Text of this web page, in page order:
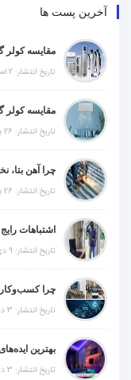
آخرین پست ها
تاریخ انتشار: 2 اسفند 1404
تاریخ انتشار: 26 بهمن 1404
تاریخ انتشار: 26 بهمن 1404
اشتباهات
تاریخ انتشار: 9 دی 1404
تاریخ انتشار: 3 دی 1404
تاریخ انتشار: 3 دی 1404